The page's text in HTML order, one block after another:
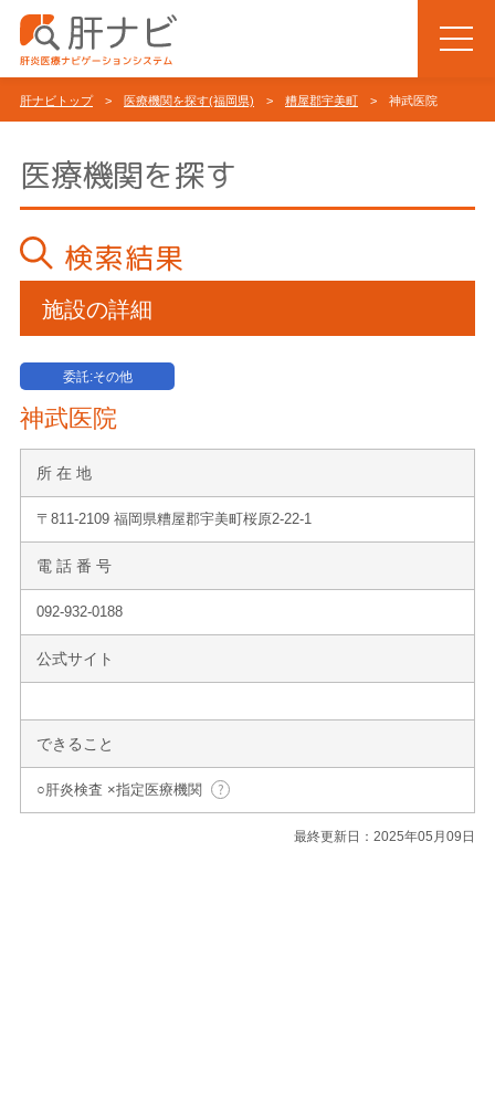
肝ナビトップ> 医療機関を探す(福岡県) > 糟屋郡宇美町 > 神武医院
医療機関を探す
検索結果
施設の詳細
委託:その他
神武医院
所 在 地
〒811-2109 福岡県糟屋郡宇美町桜原2-22-1
電 話 番 号
092-932-0188
公式サイト
できること
○肝炎検査 ×指定医療機関
最終更新日：2025年05月09日